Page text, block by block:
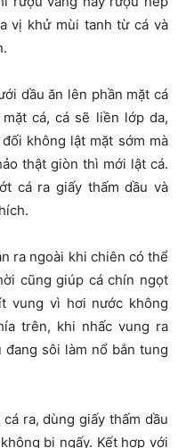
vị khử mùi tanh từ cá và
dầu ăn lên phần mặt cá
cá, cá sẽ liền lớp da,
không lật mặt sớm mà
thật giòn thì mới lật cá.
cá ra giấy thấm dầu và
ra ngoài khi chiên có thể
cũng giúp cá chín ngọt
vung vì hơi nước không
trên, khi nhấc vung ra
sôi làm nổ bắn tung
ra, dùng giấy thấm dầu
bị ngấy. Kết hợp với